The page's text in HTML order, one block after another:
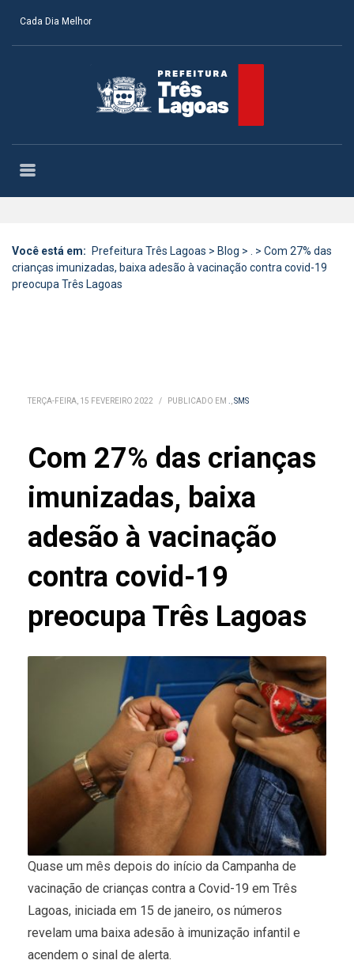
Cada Dia Melhor
Você está em: Prefeitura Três Lagoas > Blog > . > Com 27% das
crianças imunizadas, baixa adesão à vacinação contra covid-19
preocupa Três Lagoas
TERÇA-FEIRA, 15 FEVEREIRO 2022 / PUBLICADO EM .,SMS
Com 27% das crianças
imunizadas, baixa
adesão à vacinação
contra covid-19
preocupa Três Lagoas
Quase um mês depois do início da Campanha de
vacinação de crianças contra a Covid-19 em Três
Lagoas, iniciada em 15 de janeiro, os números
revelam uma baixa adesão à imunização infantil e
acendem o sinal de alerta.